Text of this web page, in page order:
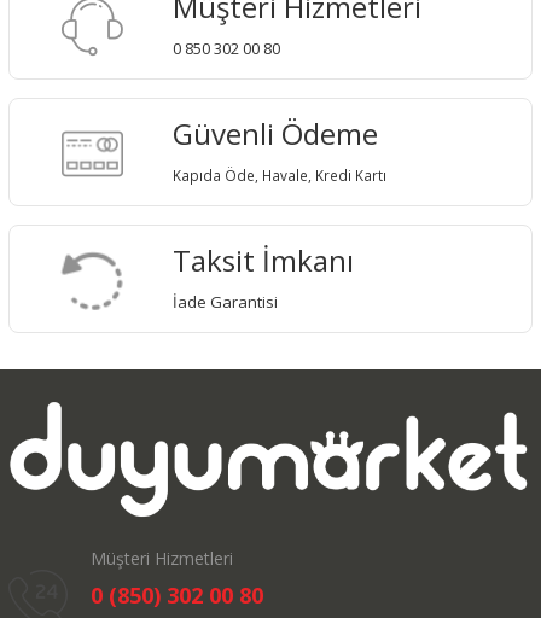
0 850 302 00 80
Güvenli Ödeme
Kapıda Öde, Havale, Kredi Kartı
Taksit İmkanı
İade Garantisi
Müşteri Hizmetleri
0 (850) 302 00 80